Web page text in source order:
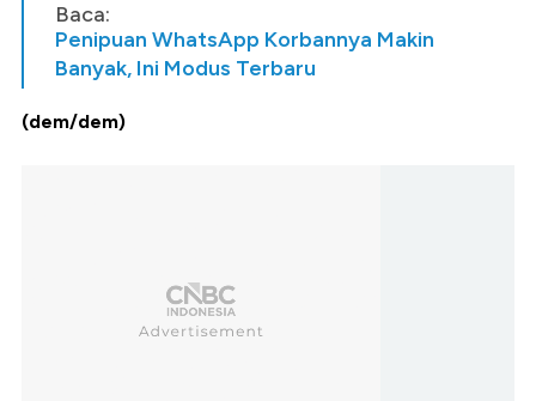
Baca:
Penipuan WhatsApp Korbannya Makin
Banyak, Ini Modus Terbaru
(dem/dem)